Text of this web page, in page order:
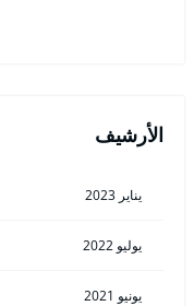
الأرشيف
يناير 2023
يوليو 2022
يونيو 2021